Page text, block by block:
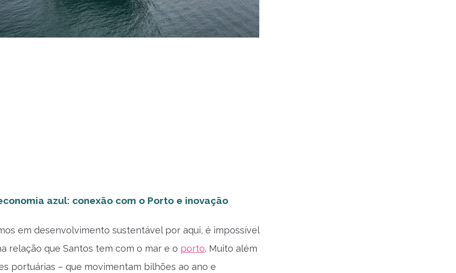
azul: conexão com o Porto e inovação
em desenvolvimento sustentável por aqui, é impossível
relação que Santos tem com o mar e o porto. Muito além
portuárias – que movimentam bilhões ao ano e